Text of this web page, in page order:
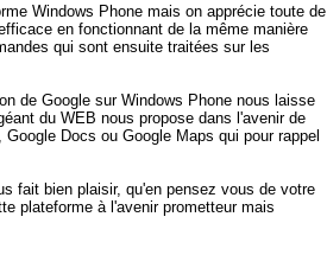
Windows Phone mais on apprécie toute de
en fonctionnant de la même manière
qui sont ensuite traitées sur les
de Google sur Windows Phone nous laisse
du WEB nous propose dans l'avenir de
Docs ou Google Maps qui pour rappel
fait bien plaisir, qu'en pensez vous de votre
plateforme à l'avenir prometteur mais